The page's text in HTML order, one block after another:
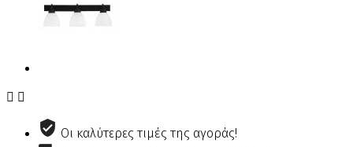
 
Οι καλύτερες τιμές της αγοράς!